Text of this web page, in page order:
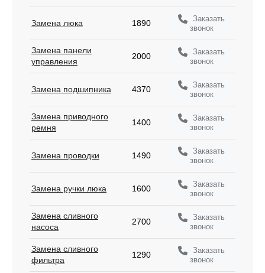
Замена люка 1890
Заказать
звонок
Замена панели
управления
2000
Заказать
звонок
Замена подшипника 4370
Заказать
звонок
Замена приводного
ремня
1400
Заказать
звонок
Замена проводки 1490
Заказать
звонок
Замена ручки люка 1600
Заказать
звонок
Замена сливного
насоса
2700
Заказать
звонок
Замена сливного
фильтра
1290
Заказать
звонок